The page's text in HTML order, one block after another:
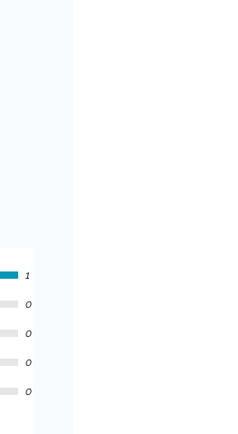
1
0
0
0
0